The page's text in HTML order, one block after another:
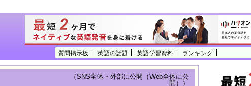
質問掲示板 英語の話題 英語学習資料 ランキング
（SNS全体・外部に公開（Web全体に公
開））